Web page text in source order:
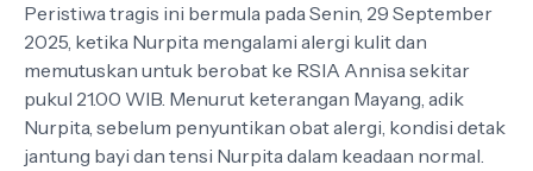
Peristiwa tragis ini bermula pada Senin, 29 September
2025, ketika Nurpita mengalami alergi kulit dan
memutuskan untuk berobat ke RSIA Annisa sekitar
pukul 21.00 WIB. Menurut keterangan Mayang, adik
Nurpita, sebelum penyuntikan obat alergi, kondisi detak
jantung bayi dan tensi Nurpita dalam keadaan normal.